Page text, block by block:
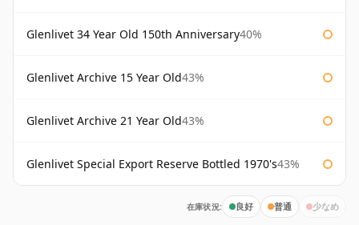
Glenlivet 34 Year Old 150th Anniversary40%
Glenlivet Archive 15 Year Old43%
Glenlivet Archive 21 Year Old43%
Glenlivet Special Export Reserve Bottled 1970's43%
在庫状況: 良好 普通 少なめ